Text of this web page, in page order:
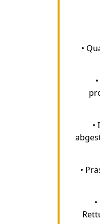
•
•
•